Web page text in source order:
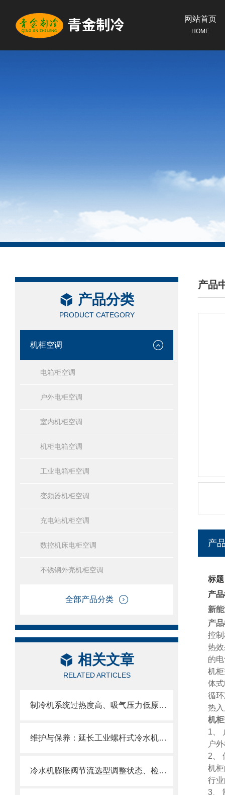
网站首页
HOME
产品分类
PRODUCT CATEGORY
机柜空调
电箱柜空调
户外电柜空调
室内机柜空调
机柜电箱空调
工业电箱柜空调
变频器机柜空调
充电站机柜空调
数控机床电柜空调
不锈钢外壳机柜空调
全部产品分类
相关文章
RELATED ARTICLES
制冷机系统过热度高、吸气压力低原因分析
维护与保养：延长工业螺杆式冷水机使用寿命的秘诀
冷水机膨胀阀节流选型调整状态、检测技巧方法
产品
/
产
标
产
新
产
控
热
的
机
体
循
热
机
1
户
2
机
行
3